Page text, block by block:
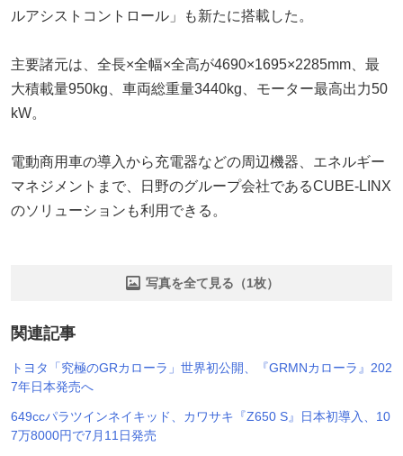
ルアシストコントロール」も新たに搭載した。
主要諸元は、全長×全幅×全高が4690×1695×2285mm、最
大積載量950kg、車両総重量3440kg、モーター最高出力50
kW。
電動商用車の導入から充電器などの周辺機器、エネルギー
マネジメントまで、日野のグループ会社であるCUBE-LINX
のソリューションも利用できる。
写真を全て見る（1枚）
関連記事
トヨタ「究極のGRカローラ」世界初公開、『GRMNカローラ』202
7年日本発売へ
649ccパラツインネイキッド、カワサキ『Z650 S』日本初導入、10
7万8000円で7月11日発売